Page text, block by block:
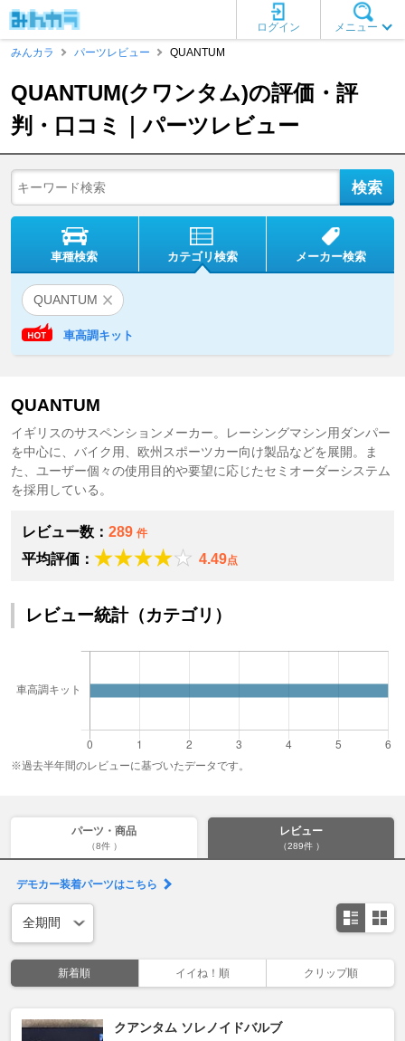
メニュー
ログイン
みんカラ
パーツレビュー QUANTUM
QUANTUM(クワンタム)の評価・評
判・口コミ｜パーツレビュー
車種検索 カテゴリ検索 メーカー検索
QUANTUM
車高調キット
QUANTUM
イギリスのサスペンションメーカー。レーシングマシン用ダンパー
を中心に、バイク用、欧州スポーツカー向け製品などを展開。ま
た、ユーザー個々の使用目的や要望に応じたセミオーダーシステム
を採用している。
レビュー数： 289 件
平均評価： 4.49点
レビュー統計（カテゴリ）
※過去半年間のレビューに基づいたデータです。
パーツ・商品
（8件 ）
レビュー
（289件 ）
デモカー装着パーツはこちら
新着順 イイね！順 クリップ順
クアンタム ソレノイドバルブ